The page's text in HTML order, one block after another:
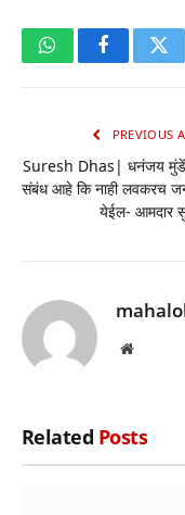
WhatsAppFacebook
PREVIOUS
Suresh Dhas| धनंजय
संबंध आहे कि नाही लवकरच
येईल- आमदार
Website
Related Posts